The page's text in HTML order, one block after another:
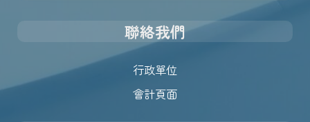
聯絡我們
行政單位
會計頁面